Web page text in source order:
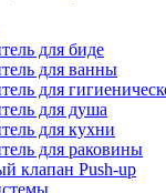
для биде
для ванны
для
для душа
для кухни
для раковины
клапан Push-up